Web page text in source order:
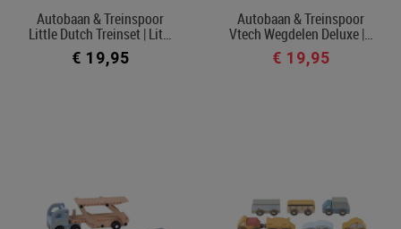
Autobaan & Treinspoor
Little Dutch Treinset | Lit…
€ 19,95
Autobaan & Treinspoor
Vtech Wegdelen Deluxe |…
€ 19,95